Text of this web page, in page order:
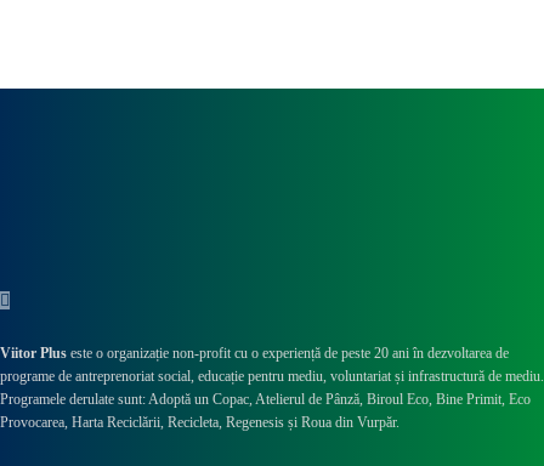
Viitor Plus este o organizație non-profit cu o experiență de peste 20 ani în dezvoltarea de
programe de antreprenoriat social, educație pentru mediu, voluntariat și infrastructură de mediu.
Programele derulate sunt: Adoptă un Copac, Atelierul de Pânză, Biroul Eco, Bine Primit, Eco
Provocarea, Harta Reciclării, Recicleta, Regenesis și Roua din Vurpăr.